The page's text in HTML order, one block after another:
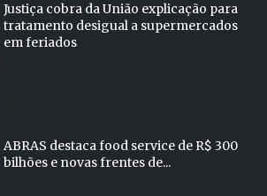
Justiça cobra da União explicação para
tratamento desigual a supermercados
em feriados
ABRAS destaca food service de R$ 300
bilhões e novas frentes de...